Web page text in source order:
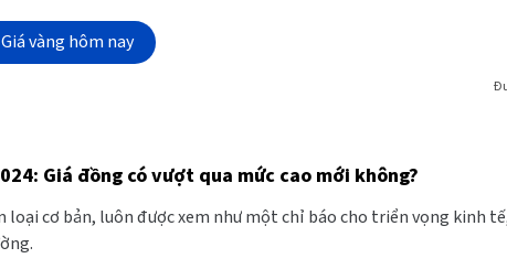
Giá vàng hôm nay
Giá đồng có vượt qua mức cao mới không?
cơ bản, luôn được xem như một chỉ báo cho triển vọng kinh